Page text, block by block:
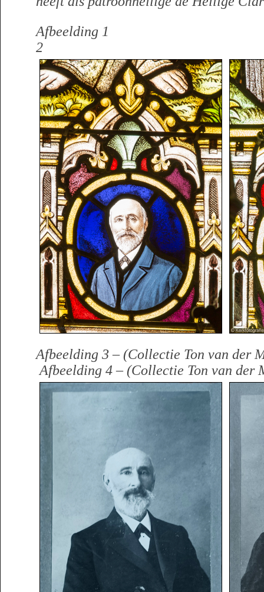
Afbeelding 1
2
Afbeelding 3 – (Collectie Ton
Afbeelding 4 – (Collectie Ton van der